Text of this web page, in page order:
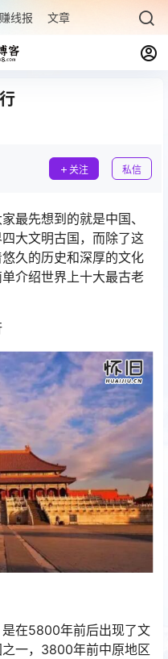
线报 文章专题 最新文章
关注 私信
最先想到的就是中国、
大文明古国，而除了这
久的历史和深厚的文化
介绍世界上十大最古老
在5800年前后出现了文
一，3800年前中原地区